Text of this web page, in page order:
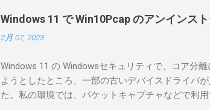
RS-BA1を使う場合は、下記のこ
が持っているIC-7300を使う。
が少ないかなと思って。 操作側
にあるマウスコンピュータの
を行うならば、相応なマイクな
Windows 11 で Win10Pcap のアンインス
2月 07, 2023
Windows 11 の Windowsセキュリティで、コア分
ようとしたところ、一部の古いデバイスドライバ
た。私の環境では、パケットキャプチャなどで利